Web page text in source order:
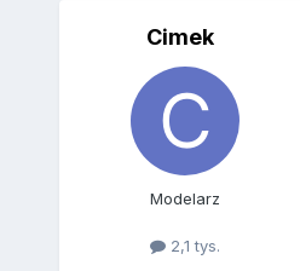
Cimek
Modelarz
2,1 tys.